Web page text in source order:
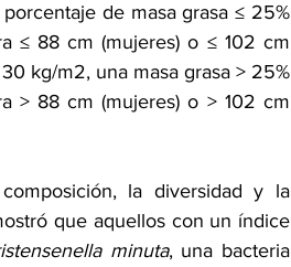
de masa grasa ≤ 25%
≤ 88 cm (mujeres) o ≤ 102 cm
kg/m2, una masa grasa > 25%
> 88 cm (mujeres) o > 102 cm
la diversidad y la
que aquellos con un índice
minuta, una bacteria